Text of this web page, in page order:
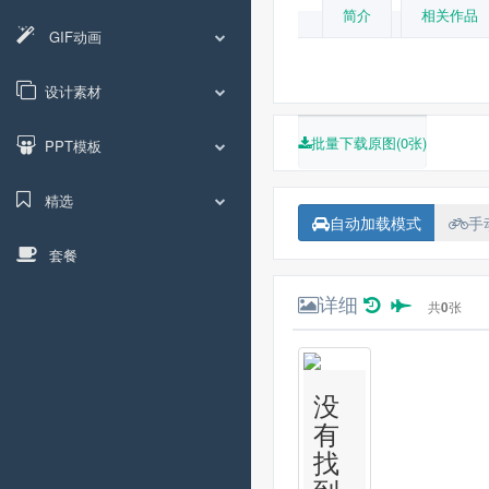
GIF动画
设计素材
PPT模板
精选
套餐
简介 相关作品
批量下载原图(0张)
自动加载模式 手
详细 共0张
没
有
找